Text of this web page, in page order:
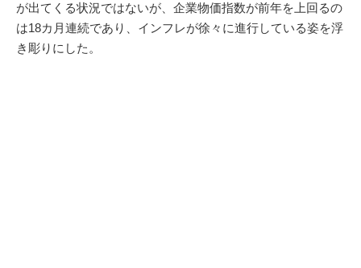
が出てくる状況ではないが、企業物価指数が前年を上回るの
は18カ月連続であり、インフレが徐々に進行している姿を浮
き彫りにした。